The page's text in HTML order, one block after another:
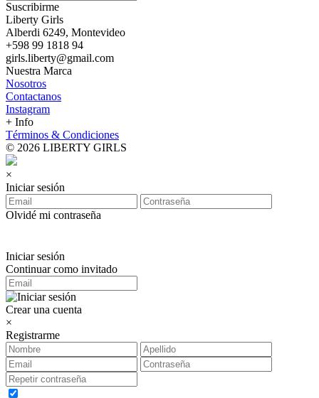
Suscribirme
Liberty Girls
Alberdi 6249, Montevideo
+598 99 1818 94
girls.liberty@gmail.com
Nuestra Marca
Nosotros
Contactanos
Instagram
+ Info
Términos & Condiciones
© 2026 LIBERTY GIRLS
×
Iniciar sesión
Olvidé mi contraseña
Iniciar sesión
Continuar como invitado
Crear una cuenta
×
Registrarme